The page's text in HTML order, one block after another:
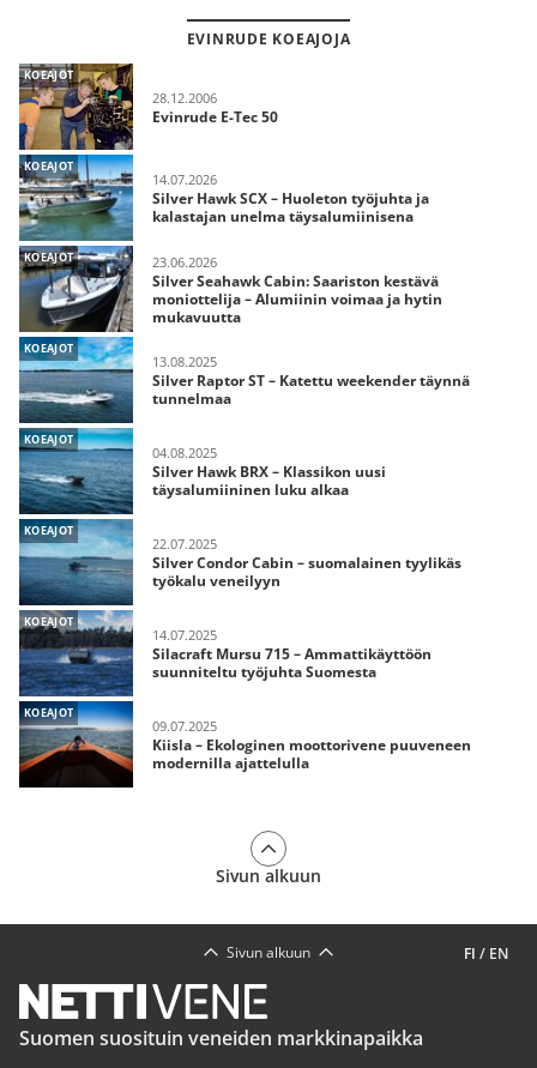
EVINRUDE KOEAJOJA
KOEAJOT
28.12.2006
Evinrude E-Tec 50
KOEAJOT
14.07.2026
Silver Hawk SCX – Huoleton työjuhta ja
kalastajan unelma täysalumiinisena
KOEAJOT 23.06.2026
Silver Seahawk Cabin: Saariston kestävä
moniottelija – Alumiinin voimaa ja hytin
mukavuutta
KOEAJOT
13.08.2025
Silver Raptor ST – Katettu weekender täynnä
tunnelmaa
KOEAJOT
04.08.2025
Silver Hawk BRX – Klassikon uusi
täysalumiininen luku alkaa
KOEAJOT
22.07.2025
Silver Condor Cabin – suomalainen tyylikäs
työkalu veneilyyn
KOEAJOT
14.07.2025
Silacraft Mursu 715 – Ammattikäyttöön
suunniteltu työjuhta Suomesta
KOEAJOT
09.07.2025
Kiisla – Ekologinen moottorivene puuveneen
modernilla ajattelulla
Sivun alkuun
FI / EN
Sivun alkuun
Suomen suosituin veneiden markkinapaikka